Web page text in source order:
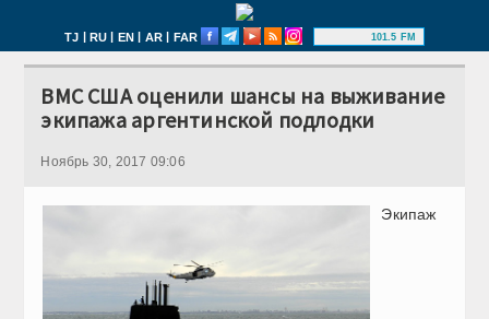
TJ | RU | EN | AR | FAR 101.5 FM
ВМС США оценили шансы на выживание
экипажа аргентинской подлодки
Ноябрь 30, 2017 09:06
Экипаж